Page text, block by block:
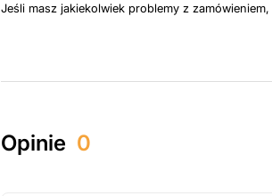
Jeśli masz jakiekolwiek problemy z
Opinie 0